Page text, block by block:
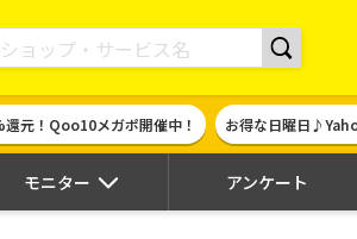
金やギフト券に交換できるポイントサイト | ハピタス
元！Qoo10メガポ開催中！ お得な日曜日
モニター アンケート